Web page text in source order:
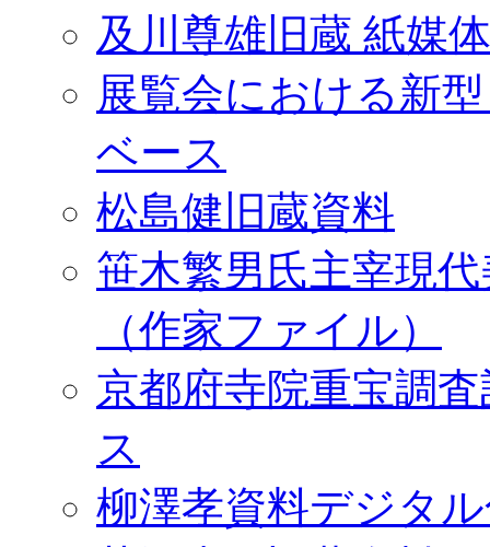
及川尊雄旧蔵 紙媒
展覧会における新
ベース
松島健旧蔵資料
笹木繁男氏主宰現
（作家ファイル）
京都府寺院重宝調
ス
柳澤孝資料デジタ